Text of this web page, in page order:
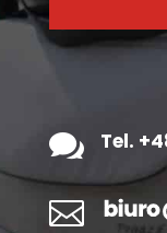
 Tel.
